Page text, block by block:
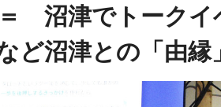
沼津でトークイ
沼津との「由縁